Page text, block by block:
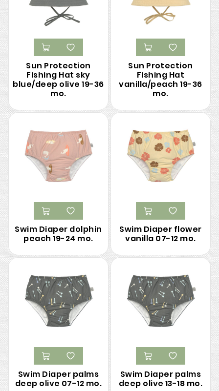
Sun Protection
Fishing Hat sky
blue/deep olive 19-36
mo.
Sun Protection
Fishing Hat
vanilla/peach 19-36
mo.
Swim Diaper dolphin
peach 19-24 mo.
Swim Diaper flower
vanilla 07-12 mo.
Swim Diaper palms
deep olive 07-12 mo.
Swim Diaper palms
deep olive 13-18 mo.